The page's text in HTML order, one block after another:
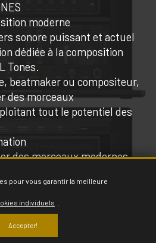
moderne
sonore puissant et actuel
dédiée à la composition
Tones.
beatmaker ou compositeur,
des morceaux
tout le potentiel des
des morceaux modernes,
en utilisant les plugins
jusqu’au mix final.
efficaces
(rock, metal,
pour vous garantir la meilleure
individuels
Accepter!